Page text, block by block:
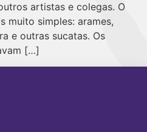
artistas e colegas. O
muito simples: arames,
e outras sucatas. Os
[…]